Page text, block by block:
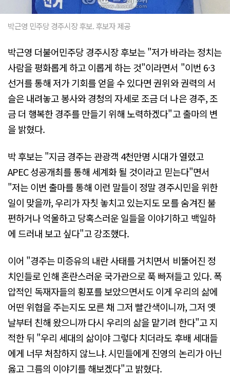
박근영 민주당 경주시장 후보. 후보자 제공
박근영 더불어민주당 경주시장 후보는 "저가 바라는 정치는
사람을 평화롭게 하고 이롭게 하는 것"이라면서 "이번 6·3
선거를 통해 저가 기회를 얻을 수 있다면 권위와 권력의 서
슬은 내려놓고 봉사와 경청의 자세로 조금 더 나은 경주, 조
금 더 행복한 경주를 만들기 위해 노력하겠다"고 출마의 변
을 밝혔다.
박 후보는 "지금 경주는 관광객 4천만명 시대가 열렸고
APEC 성공개최를 통해 세계화 될 것이라고 믿는다"면서
"저는 이번 출마를 통해 이런 말들이 정말 경주시민을 위한
일이 맞을까, 우리가 자칫 놓치고 있는지도 모를 숨겨진 불
편하거나 억울하고 당혹스러운 일들을 이야기하고 백일하
에 드러내 보고 싶다"고 강조했다.
이어 "경주는 미증유의 내란 사태를 거치면서 비뚤어진 정
치인들로 인해 혼란스러운 국가관으로 푹 빠져들고 있다. 폭
압적인 독재자들의 횡포를 보았으면서도 이게 우리의 삶에
어떤 위협을 주는지도 모른 채 그저 빨간색이니까, 그저 옛
날부터 친해 왔으니까 다시 우리의 삶을 맡기려 한다"고 지
적한 뒤 "우리 세대의 삶이야 그렇다 치더라도 후배 세대들
에게 너무 처참하지 않느냐. 시민들에게 진영의 논리가 아닌
옳고 그름의 이야기를 해보겠다"고 밝혔다.